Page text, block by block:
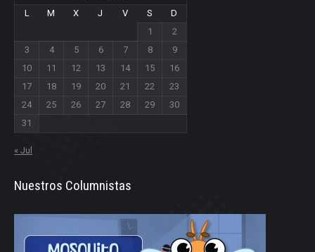
L
M X J V S
D
1
2
3
4 5 6 7 8
9
10
11 12 13 14 15
16
17
18 19 20 21 22
23
24
25 26 27 28 29
30
31
« Jul
Nuestros Columnistas